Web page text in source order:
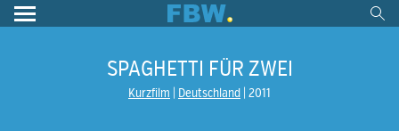
SPAGHETTI FÜR ZWEI
Kurzfilm Deutschland 2011